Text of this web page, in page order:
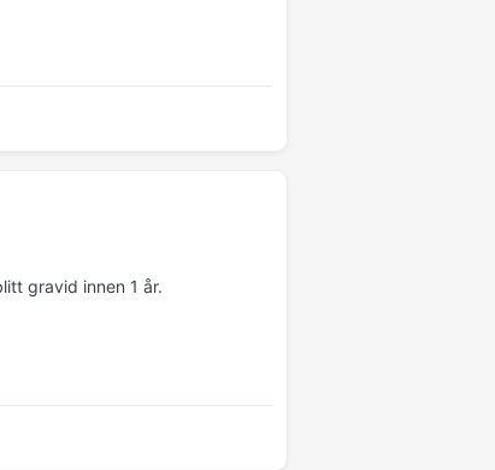
gravid innen 1 år.